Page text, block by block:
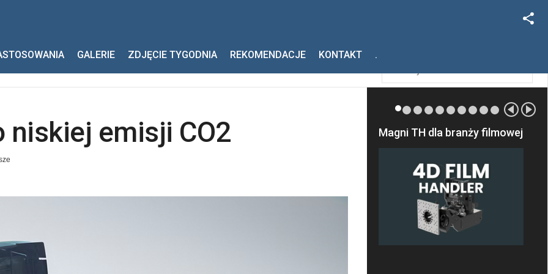
GALERIE ZDJĘCIE TYGODNIA REKOMENDACJE KONTAKT .
emisji CO2
emisji CO2 Magni TH dla branży filmowej